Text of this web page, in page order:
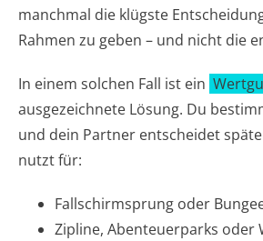
manchmal die klügste
Rahmen zu geben – und nicht die
In einem solchen Fall ist ein
ausgezeichnete Lösung. Du
und dein Partner entscheidet
nutzt für:
Fallschirmsprung oder
Zipline, Abenteuerparks oder